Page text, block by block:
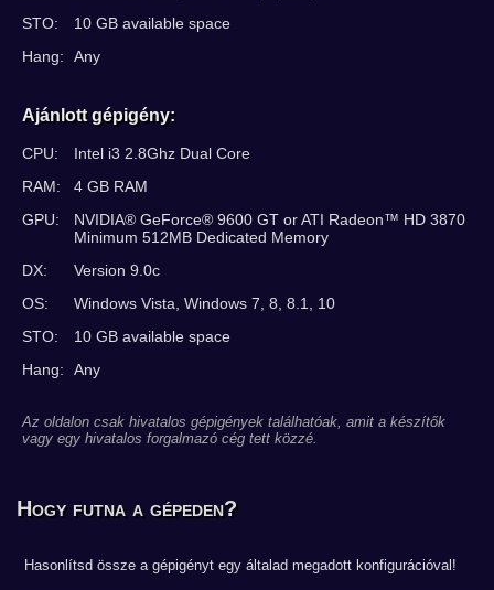
STO:
10 GB available space
Hang:
Any
Ajánlott gépigény:
CPU:
Intel i3 2.8Ghz Dual Core
RAM:
4 GB RAM
GPU:
NVIDIA® GeForce® 9600 GT or ATI Radeon™ HD 3870
Minimum 512MB Dedicated Memory
DX:
Version 9.0c
OS:
Windows Vista, Windows 7, 8, 8.1, 10
STO:
10 GB available space
Hang:
Any
Az oldalon csak hivatalos gépigények találhatóak, amit a készítők
vagy egy hivatalos forgalmazó cég tett közzé.
Hogy futna a gépeden?
Hasonlítsd össze a gépigényt egy általad megadott konfigurációval!